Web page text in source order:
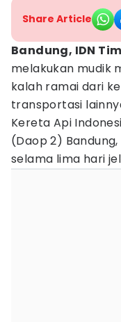
Share Article
Bandung, IDN
melakukan mudik
kalah ramai dari
transportasi
Kereta Api
(Daop 2)
selama lima hari